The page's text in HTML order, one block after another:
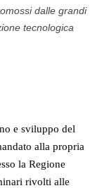
dalle grandi
tecnologica
e sviluppo del
alla propria
la Regione
rivolti alle